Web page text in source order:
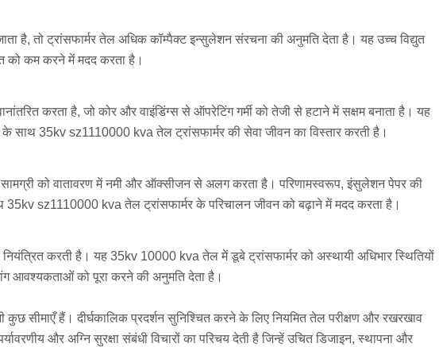
है, तो ट्रांसफार्मर तेल अधिक कॉम्पैक्ट इन्सुलेशन संरचना की अनुमति देता है। यह उच्च विद्युत
को कम करने में मदद करता है।
करता है, जो कोर और वाइंडिंग्स से ऑपरेटिंग गर्मी को तेजी से हटाने में सक्षम बनाता है। यह
साथ 35kv sz1110000 kva तेल ट्रांसफार्मर की सेवा जीवन का विस्तार करती है।
को वातावरण में नमी और ऑक्सीजन से अलग करता है। परिणामस्वरूप, इंसुलेशन पेपर की
35kv sz1110000 kva तेल ट्रांसफार्मर के परिचालन जीवन को बढ़ाने में मदद करता है।
करती है। यह 35kv 10000 kva तेल में डूबे ट्रांसफार्मर को अस्थायी अधिभार स्थितियों
आवश्यकताओं को पूरा करने की अनुमति देता है।
सीमाएँ हैं। दीर्घकालिक प्रदर्शन सुनिश्चित करने के लिए नियमित तेल परीक्षण और रखरखाव
और अग्नि सुरक्षा संबंधी विचारों का परिचय देती है जिन्हें उचित डिजाइन, स्थापना और